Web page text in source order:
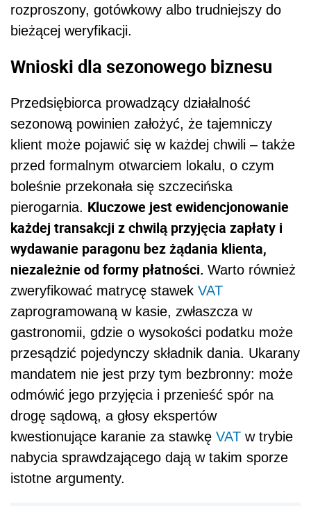
rozproszony, gotówkowy albo trudniejszy do
bieżącej weryfikacji.
Wnioski dla sezonowego biznesu
Przedsiębiorca prowadzący działalność
sezonową powinien założyć, że tajemniczy
klient może pojawić się w każdej chwili – także
przed formalnym otwarciem lokalu, o czym
boleśnie przekonała się szczecińska
pierogarnia. Kluczowe jest ewidencjonowanie
każdej transakcji z chwilą przyjęcia zapłaty i
wydawanie paragonu bez żądania klienta,
niezależnie od formy płatności. Warto również
zweryfikować matrycę stawek VAT
zaprogramowaną w kasie, zwłaszcza w
gastronomii, gdzie o wysokości podatku może
przesądzić pojedynczy składnik dania. Ukarany
mandatem nie jest przy tym bezbronny: może
odmówić jego przyjęcia i przenieść spór na
drogę sądową, a głosy ekspertów
kwestionujące karanie za stawkę VAT w trybie
nabycia sprawdzającego dają w takim sporze
istotne argumenty.